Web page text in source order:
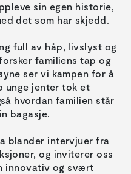
sin egen historie,
det som har skjedd.
full av håp, livslyst og
familiens tap og
ser vi kampen for å
unge jenter tok et
hvordan familien står
bagasje.
blander intervjuer fra
og inviterer oss
innovativ og svært